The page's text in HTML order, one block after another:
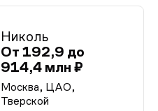
Николь
От 192,9 до
914,4 млн ₽
Москва, ЦАО,
Тверской